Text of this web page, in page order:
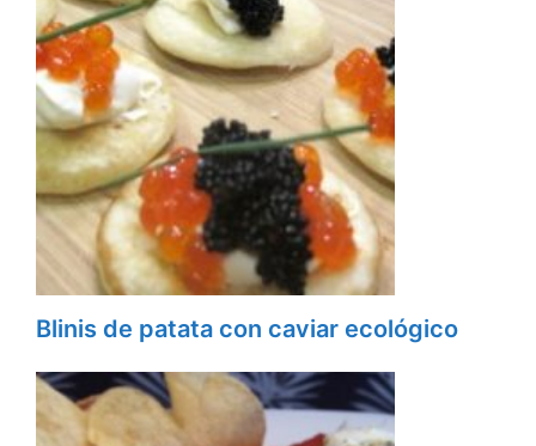
Blinis de patata con caviar ecológico